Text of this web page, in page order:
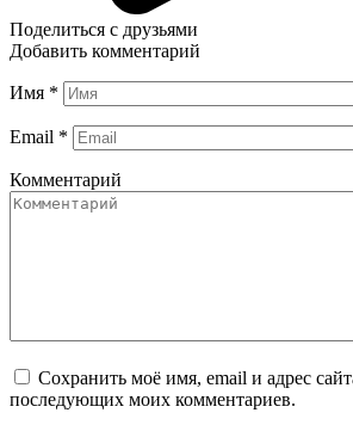
Поделиться с друзьями
Добавить комментарий
Имя *
Email *
Комментарий
Сохранить моё имя, email и адрес
последующих моих комментариев.